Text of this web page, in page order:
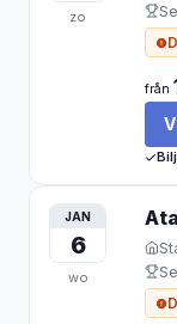
zo
från
JAN
6
wo